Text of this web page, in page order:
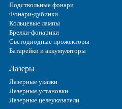
Подствольные фонари
Фонари-дубинки
Кольцевые лампы
Брелки-фонарики
Светодиодные прожекторы
Батарейки и аккумуляторы
Лазеры
Лазерные указки
Лазерные установки
Лазерные целеуказатели